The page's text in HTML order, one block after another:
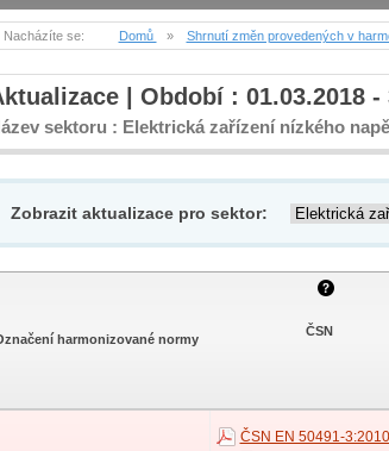
Nacházíte se: Domů » Shrnutí změn provedených v
| Období : 01.03.2018 -
sektoru : Elektrická zařízení nízkého
Zobrazit aktualizace pro sektor:
harmonizované normy
ČSN
ČSN EN 50491-3:2010